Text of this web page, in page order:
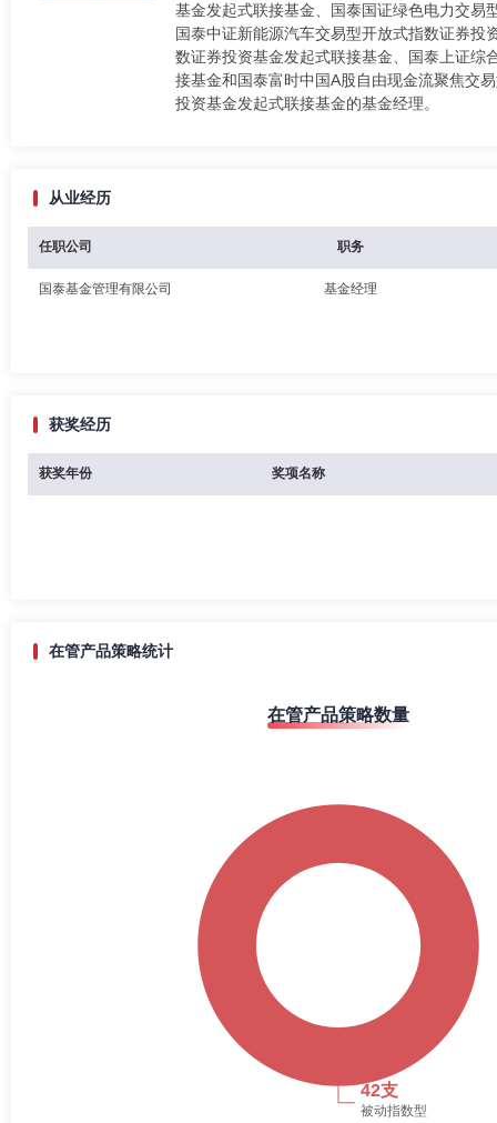
基金发起式联接基金、国泰国证绿色电力交易
国泰中证新能源汽车交易型开放式指数证券
数证券投资基金发起式联接基金、国泰上证综
接基金和国泰富时中国A股自由现金流聚焦交
投资基金发起式联接基金的基金经理。
从业经历
任职公司 职务
国泰基金管理有限公司 基金经理
获奖经历
获奖年份 奖项名称
在管产品策略统计
在管产品策略数量